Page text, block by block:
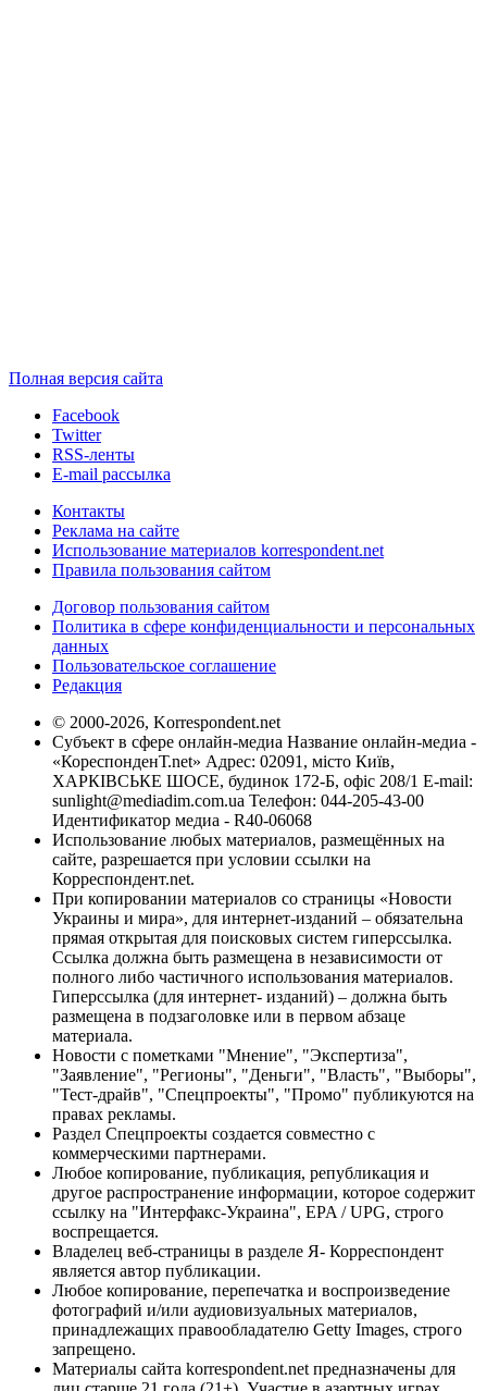
Полная версия сайта
Facebook
Twitter
RSS-ленты
E-mail рассылка
Контакты
Реклама на сайте
Использование материалов korrespondent.net
Правила пользования сайтом
Договор пользования сайтом
Политика в сфере конфиденциальности и персональных
данных
Пользовательское соглашение
Редакция
© 2000-2026, Korrespondent.net
Субъект в сфере онлайн-медиа Название онлайн-медиа -
«КореспонденТ.net» Адрес: 02091, місто Київ,
ХАРКІВСЬКЕ ШОСЕ, будинок 172-Б, офіс 208/1 E-mail:
sunlight@mediadim.com.ua Телефон: 044-205-43-00
Идентификатор медиа - R40-06068
Использование любых материалов, размещённых на
сайте, разрешается при условии ссылки на
Корреспондент.net.
При копировании материалов со страницы «Новости
Украины и мира», для интернет-изданий – обязательна
прямая открытая для поисковых систем гиперссылка.
Ссылка должна быть размещена в независимости от
полного либо частичного использования материалов.
Гиперссылка (для интернет- изданий) – должна быть
размещена в подзаголовке или в первом абзаце
материала.
Новости с пометками "Мнение", "Экспертиза",
"Заявление", "Регионы", "Деньги", "Власть", "Выборы",
"Тест-драйв", "Спецпроекты", "Промо" публикуются на
правах рекламы.
Раздел Спецпроекты создается совместно с
коммерческими партнерами.
Любое копирование, публикация, републикация и
другое распространение информации, которое содержит
ссылку на "Интерфакс-Украина", EPA / UPG, строго
воспрещается.
Владелец веб-страницы в разделе Я- Корреспондент
является автор публикации.
Любое копирование, перепечатка и воспроизведение
фотографий и/или аудиовизуальных материалов,
принадлежащих правообладателю Getty Images, строго
запрещено.
Материалы сайта korrespondent.net предназначены для